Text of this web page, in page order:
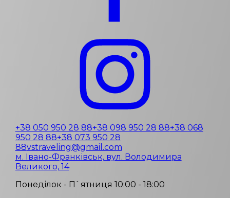
+38 050 950 28 88+38 098 950 28 88+38 068
950 28 88+38 073 950 28
88vstraveling@gmail.com
м. Івано-Франківськ, вул. Володимира
Великого, 14
Понеділок - П`ятниця 10:00 - 18:00